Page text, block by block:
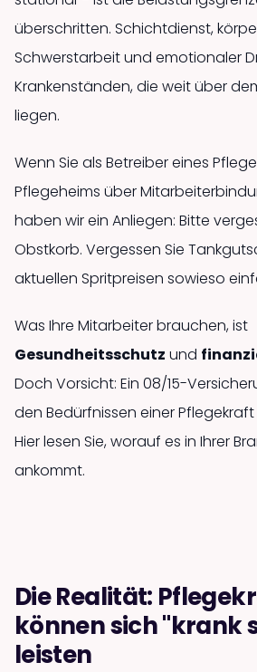
überschritten. Schichtdienst,
Schwerstarbeit und emotionaler
Krankenständen, die weit über
liegen.
Wenn Sie als Betreiber eines
Pflegeheims über
haben wir ein Anliegen: Bitte
Obstkorb. Vergessen Sie
aktuellen Spritpreisen sowieso
Was Ihre Mitarbeiter brauchen, ist
Gesundheitsschutz und
Doch Vorsicht: Ein 08/15-
den Bedürfnissen einer
Hier lesen Sie, worauf es in Ihrer
ankommt.
Die Realität:
können sich "krank
leisten